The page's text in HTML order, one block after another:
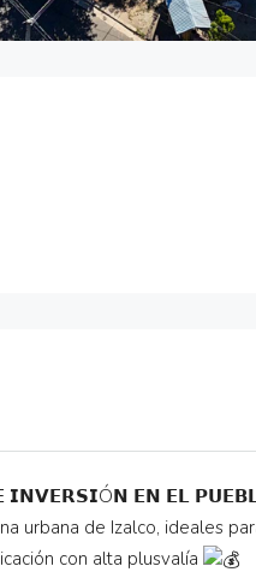
𝗘𝗡 𝗘𝗟
urbana de Izalco, ideales
con alta plusvalía